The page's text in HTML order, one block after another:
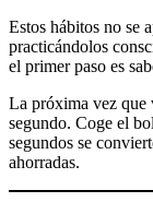
Estos hábitos no se
practicándolos
el primer paso es
La próxima vez que
segundo. Coge el
segundos se
ahorradas.